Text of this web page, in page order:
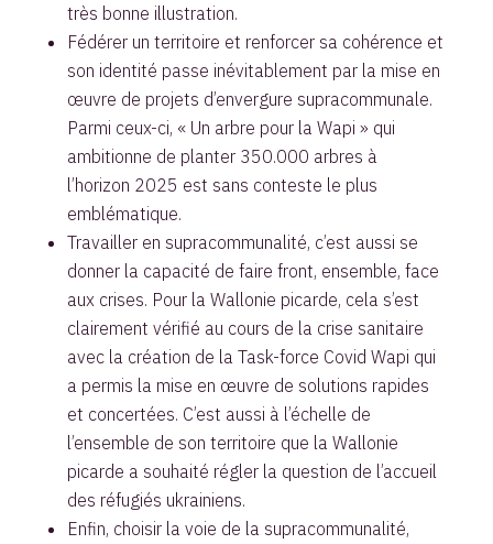
très bonne illustration.
Fédérer un territoire et renforcer sa cohérence et
son identité passe inévitablement par la mise en
œuvre de projets d’envergure supracommunale.
Parmi ceux-ci, « Un arbre pour la Wapi » qui
ambitionne de planter 350.000 arbres à
l’horizon 2025 est sans conteste le plus
emblématique.
Travailler en supracommunalité, c’est aussi se
donner la capacité de faire front, ensemble, face
aux crises. Pour la Wallonie picarde, cela s’est
clairement vérifié au cours de la crise sanitaire
avec la création de la Task-force Covid Wapi qui
a permis la mise en œuvre de solutions rapides
et concertées. C’est aussi à l’échelle de
l’ensemble de son territoire que la Wallonie
picarde a souhaité régler la question de l’accueil
des réfugiés ukrainiens.
Enfin, choisir la voie de la supracommunalité,